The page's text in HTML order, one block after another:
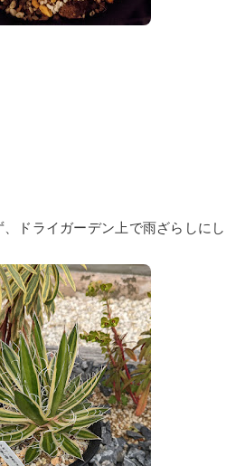
ドライガーデン上で雨ざらしにし